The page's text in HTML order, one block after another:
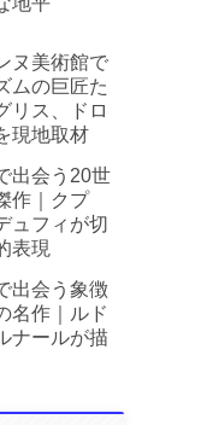
ヌ美術館で
ムの巨匠た
リス、ドロ
現地取材
出会う20世
作｜クプ
ュフィが切
表現
出会う象徴
名作｜ルド
ナールが描